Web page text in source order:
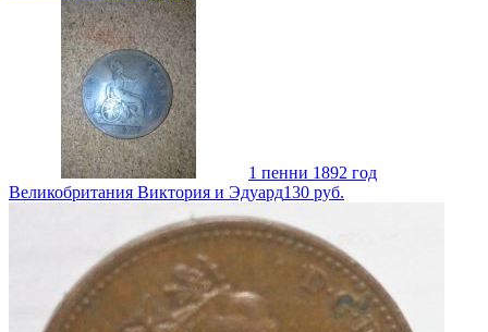
1 пенни 1892 год
Великобритания Виктория и Эдуард130 руб.